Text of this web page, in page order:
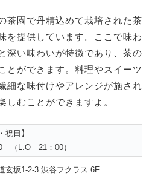
茶園で丹精込めて栽培された茶
を提供しています。ここで味わ
深い味わいが特徴であり、茶の
とができます。料理やスイーツ
細な味付けやアレンジが施され
しむことができますよ。
祝日】
（L.O 21：00）
玄坂1-2-3 渋谷フクラス 6F